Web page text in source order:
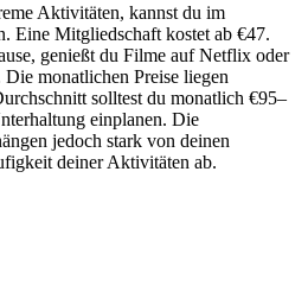
Aktivitäten, kannst du im
Eine Mitgliedschaft kostet ab €47.
genießt du Filme auf Netflix oder
monatlichen Preise liegen
solltest du monatlich €95–
einplanen. Die
jedoch stark von deinen
deiner Aktivitäten ab.